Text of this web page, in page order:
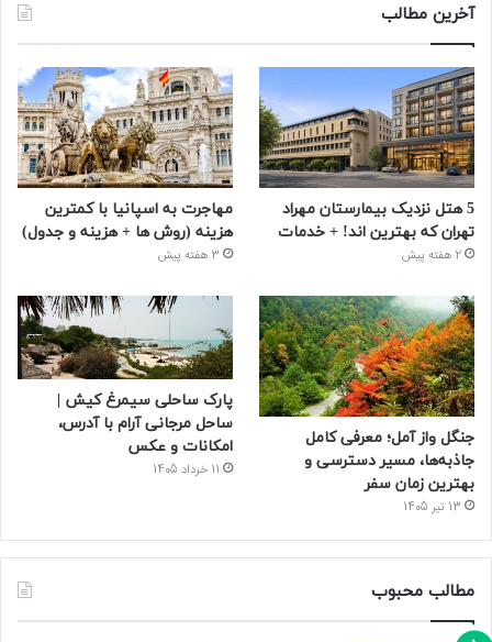
آخرین مطالب
5 هتل نزدیک بیمارستان مهراد
تهران که بهترین‌ اند! + خدمات
2 هفته پیش
مهاجرت به اسپانیا با کمترین
هزینه (روش ها + هزینه و جدول)
3 هفته پیش
جنگل واز آمل؛ معرفی کامل
جاذبه‌ها، مسیر دسترسی و
بهترین زمان سفر
13 تیر 1405
پارک ساحلی سیمرغ کیش |
ساحل مرجانی آرام با آدرس،
امکانات و عکس
11 خرداد 1405
مطالب محبوب